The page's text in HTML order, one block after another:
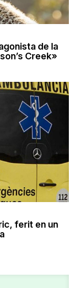
de la
Creek»
ferit en un